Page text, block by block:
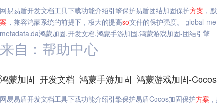
网易易盾开发文档工具下载功能介绍引擎保护易盾团结加固保护方案 ，
案 ，兼容鸿蒙系统的前提下，极大的提高so文件的保护强度。 global-
metadata.da鸿蒙加固,开发文档,鸿蒙手游加固,鸿蒙游戏加固-团结引擎
来自：帮助中心
鸿蒙加固_开发文档_鸿蒙手游加固_鸿蒙游戏加固-
网易易盾开发文档工具下载功能介绍引擎保护易盾Cocos加固保护方案